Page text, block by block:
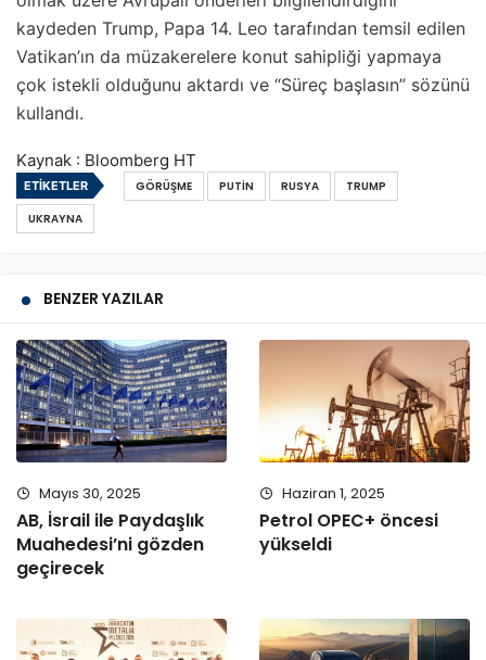
kaydeden Trump, Papa 14. Leo tarafından temsil edilen
Vatikan’ın da müzakerelere konut sahipliği yapmaya
çok istekli olduğunu aktardı ve “Süreç başlasın” sözünü
kullandı.
Kaynak : Bloomberg HT
ETIKETLER GÖRÜŞME PUTIN RUSYA
TRUMP
UKRAYNA
BENZER YAZILAR
Mayıs 30, 2025
AB, İsrail ile Paydaşlık
Muahedesi’ni gözden
geçirecek
Haziran 1, 2025
Petrol OPEC+ öncesi
yükseldi